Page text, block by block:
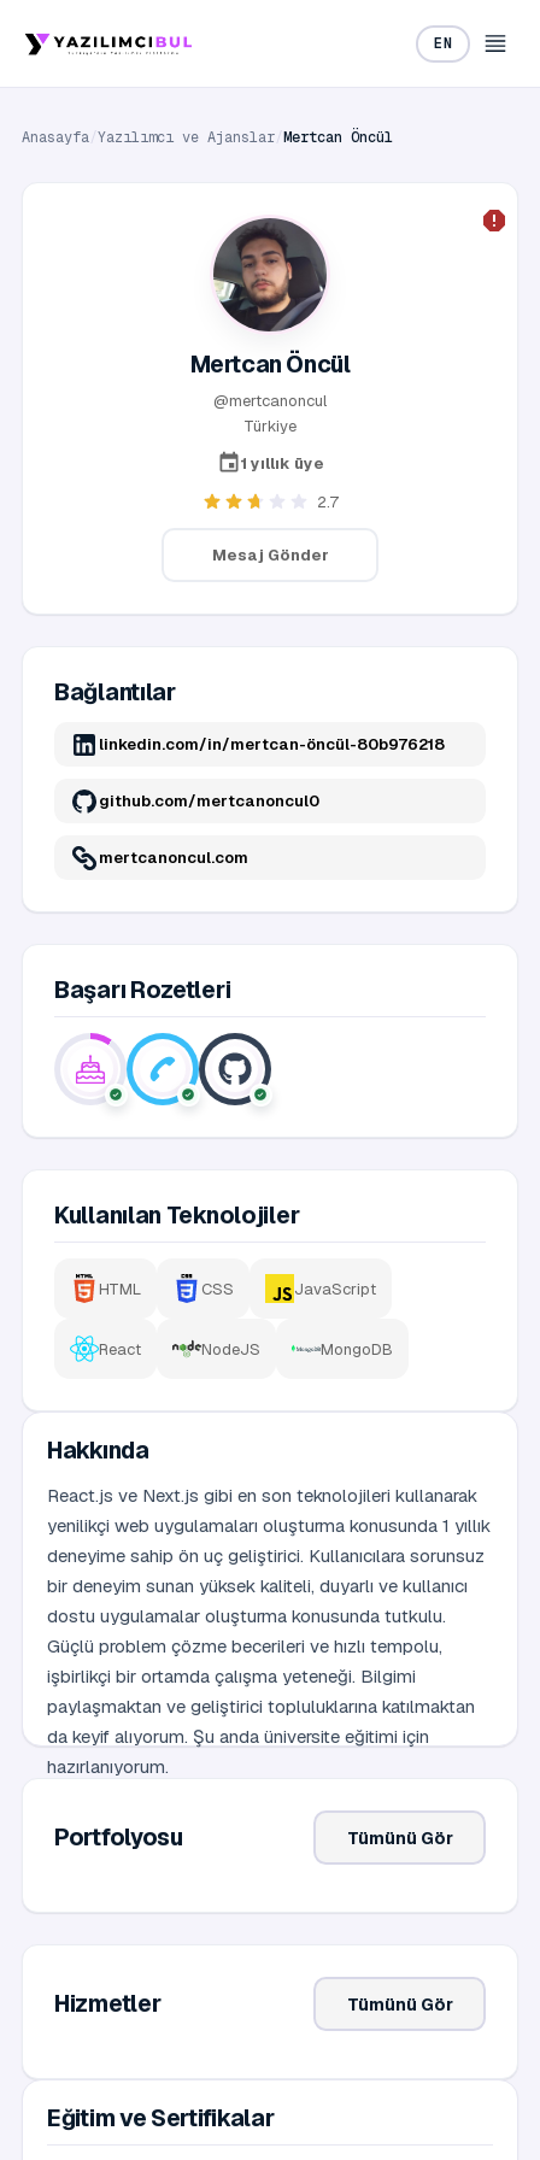
EN
Anasayfa/Yazılımcı ve Ajanslar/Mertcan Öncül
Mertcan Öncül
@mertcanoncul
Türkiye
1 yıllık üye
2.7
Mesaj Gönder
Bağlantılar
linkedin.com/in/mertcan-öncül-80b976218
github.com/mertcanoncul0
mertcanoncul.com
Başarı Rozetleri
Kullanılan Teknolojiler
HTML CSS JavaScript
React NodeJS MongoDB
Hakkında
React.js ve Next.js gibi en son teknolojileri kullanarak
yenilikçi web uygulamaları oluşturma konusunda 1 yıllık
deneyime sahip ön uç geliştirici. Kullanıcılara sorunsuz
bir deneyim sunan yüksek kaliteli, duyarlı ve kullanıcı
dostu uygulamalar oluşturma konusunda tutkulu.
Güçlü problem çözme becerileri ve hızlı tempolu,
işbirlikçi bir ortamda çalışma yeteneği. Bilgimi
paylaşmaktan ve geliştirici topluluklarına katılmaktan
da keyif alıyorum. Şu anda üniversite eğitimi için
hazırlanıyorum.
Portfolyosu Tümünü Gör
Hizmetler Tümünü Gör
Eğitim ve Sertifikalar